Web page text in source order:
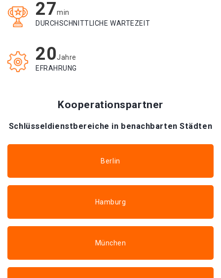
27min
DURCHSCHNITTLICHE WARTEZEIT
20Jahre
EFRAHRUNG
Kooperationspartner
Schlüsseldienstbereiche in benachbarten Städten
Berlin
Hamburg
München